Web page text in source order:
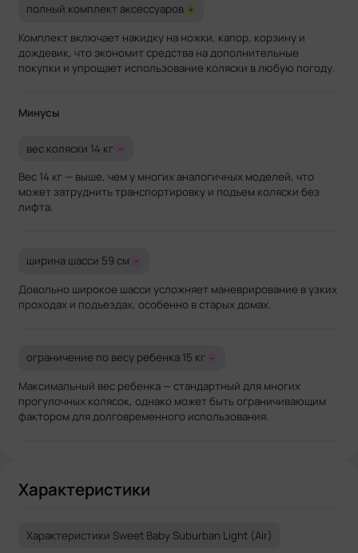
полный комплект аксессуаров +
Комплект включает накидку на ножки, капор, корзину и
дождевик, что экономит средства на дополнительные
покупки и упрощает использование коляски в любую погоду.
Минусы
вес коляски 14 кг -
Вес 14 кг — выше, чем у многих аналогичных моделей, что
может затруднить транспортировку и подъем коляски без
лифта.
ширина шасси 59 см -
Довольно широкое шасси усложняет маневрирование в узких
проходах и подъездах, особенно в старых домах.
ограничение по весу ребенка 15 кг -
Максимальный вес ребенка — стандартный для многих
прогулочных колясок, однако может быть ограничивающим
фактором для долговременного использования.
Характеристики
Характеристики Sweet Baby Suburban Light (Air)